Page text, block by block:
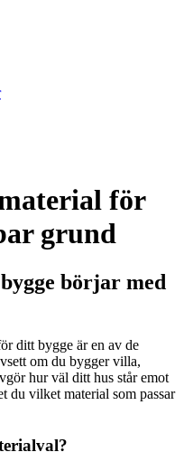
för
grund
börjar med
ditt bygge är en av de
om du bygger villa,
hur väl ditt hus står emot
du vilket material som passar